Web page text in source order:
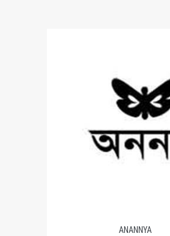
ANANNYA